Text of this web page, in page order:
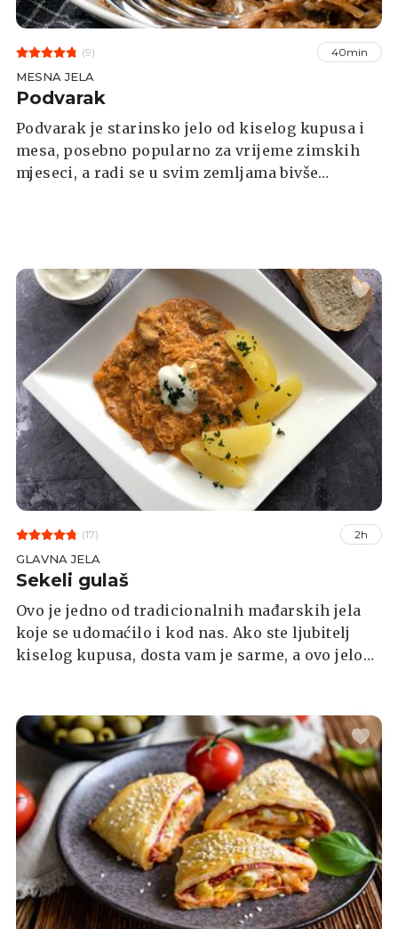
(9) 40min
MESNA JELA
Podvarak
Podvarak je starinsko jelo od kiselog kupusa i
mesa, posebno popularno za vrijeme zimskih
mjeseci, a radi se u svim zemljama bivše
(17) 2h
GLAVNA JELA
Sekeli gulaš
Ovo je jedno od tradicionalnih mađarskih jela
koje se udomaćilo i kod nas. Ako ste ljubitelj
kiselog kupusa, dosta vam je sarme, a ovo jelo
sasvim slučajno nakon što je mađarski novinar i
pisac Székely József vrlo kasno došao u
restoran koji mu nije imao ništa drugo za
ponuditi osim ostataka gulaša od svinjetine i
pirjanog kiselog kupusa, koje su mu, na njegov
zahtjev, umiješali. Nastalo slučajno ili ne, ovo je
jelo vrlo hranjivo i bogato vitaminom C što ga
svakako čini dobrim čuvarom našeg imuniteta.